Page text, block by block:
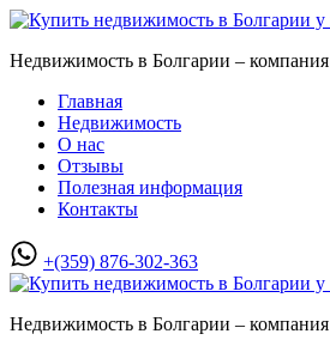
Недвижимость в Болгарии –
Главная
Недвижимость
О нас
Отзывы
Полезная информация
Контакты
+(359) 876-302-363
Недвижимость в Болгарии –